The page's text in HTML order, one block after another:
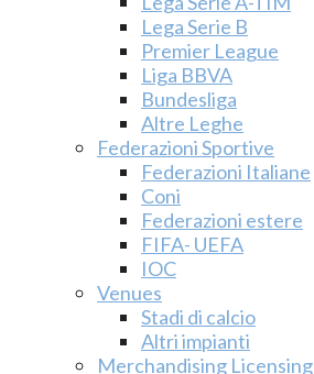
Lega Serie B
Premier League
Liga BBVA
Bundesliga
Altre Leghe
Federazioni Sportive
Federazioni Italiane
Coni
Federazioni estere
FIFA- UEFA
IOC
Venues
Stadi di calcio
Altri impianti
Merchandising Licensing